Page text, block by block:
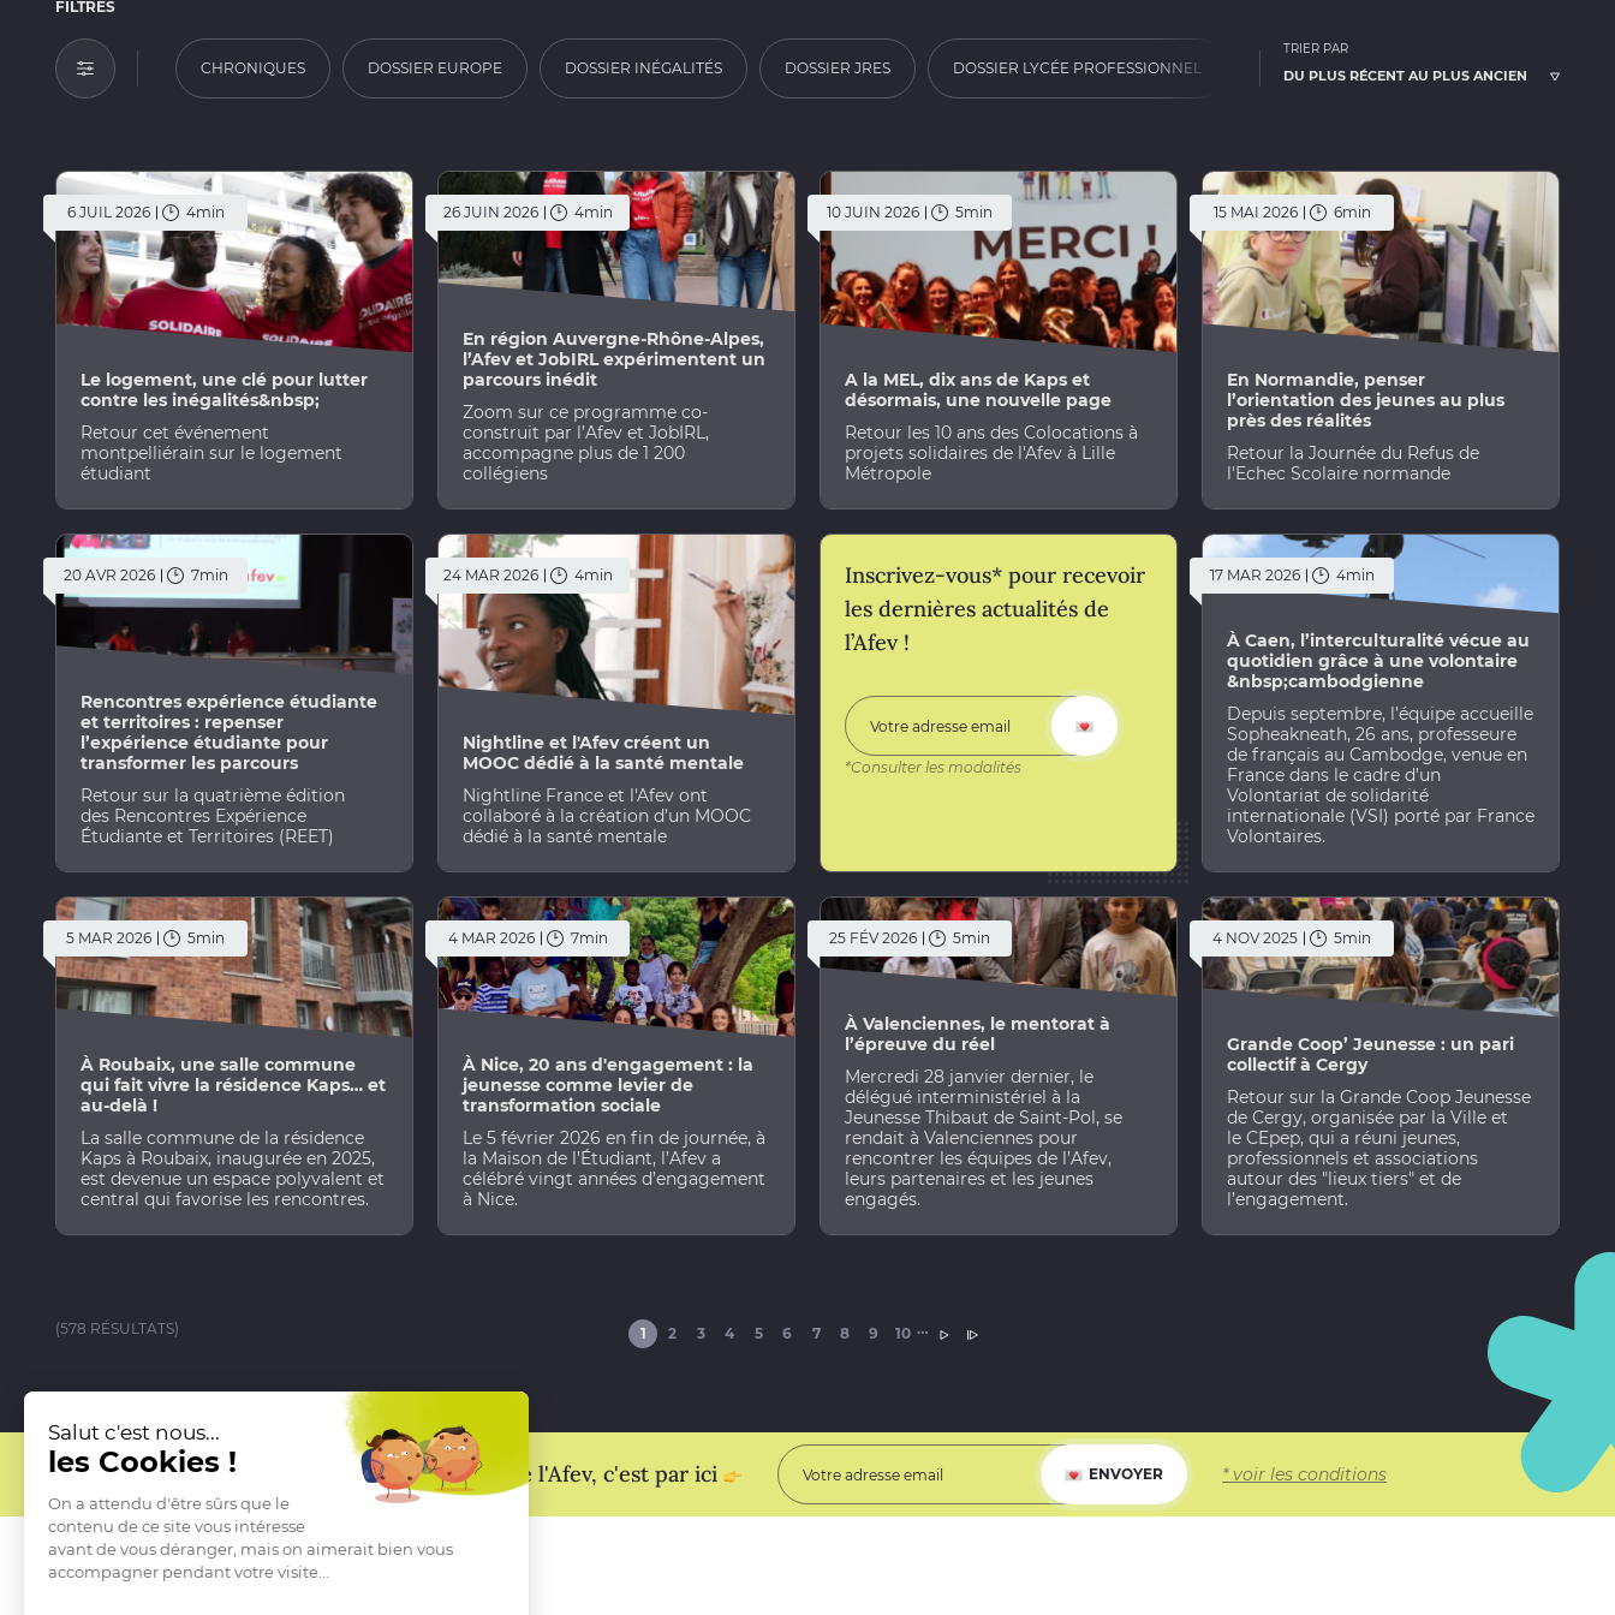
FILTRES
Ouvrir le panneau des filtres
- TOUT -CHRONIQUES DOSSIER EUROPE DOSSIER INÉGALITÉS DOSSIER JRES DOSSIER LYCÉE PROFESSIONNEL DOSSIER NOTES À L'ÉCOLE FREREF
TRIER PAR
6 JUIL 2026 4min
Le logement, une clé pour lutter
contre les inégalités&nbsp;
Retour cet événement
montpelliérain sur le logement
étudiant
26 JUIN 2026 4min
En région Auvergne-Rhône-Alpes,
l’Afev et JobIRL expérimentent un
parcours inédit
Zoom sur ce programme co-
construit par l’Afev et JobIRL,
accompagne plus de 1 200
collégiens
10 JUIN 2026 5min
A la MEL, dix ans de Kaps et
désormais, une nouvelle page
Retour les 10 ans des Colocations à
projets solidaires de l'Afev à Lille
Métropole
15 MAI 2026 6min
En Normandie, penser
l’orientation des jeunes au plus
près des réalités
Retour la Journée du Refus de
l'Echec Scolaire normande
20 AVR 2026 7min
Rencontres expérience étudiante
et territoires : repenser
l’expérience étudiante pour
transformer les parcours
Retour sur la quatrième édition
des Rencontres Expérience
Étudiante et Territoires (REET)
24 MAR 2026 4min
Nightline et l'Afev créent un
MOOC dédié à la santé mentale
Nightline France et l'Afev ont
collaboré à la création d’un MOOC
dédié à la santé mentale
Inscrivez-vous* pour recevoir
les dernières actualités de
l’Afev !
*Consulter les modalités
17 MAR 2026 4min
À Caen, l’interculturalité vécue au
quotidien grâce à une volontaire
&nbsp;cambodgienne
Depuis septembre, l’équipe accueille
Sopheakneath, 26 ans, professeure
de français au Cambodge, venue en
France dans le cadre d’un
Volontariat de solidarité
internationale (VSI) porté par France
Volontaires.
5 MAR 2026 5min
À Roubaix, une salle commune
qui fait vivre la résidence Kaps… et
au-delà !
La salle commune de la résidence
Kaps à Roubaix, inaugurée en 2025,
est devenue un espace polyvalent et
central qui favorise les rencontres.
4 MAR 2026 7min
À Nice, 20 ans d'engagement : la
jeunesse comme levier de
transformation sociale
Le 5 février 2026 en fin de journée, à
la Maison de l’Étudiant, l’Afev a
célébré vingt années d’engagement
à Nice.
25 FÉV 2026 5min
À Valenciennes, le mentorat à
l’épreuve du réel
Mercredi 28 janvier dernier, le
délégué interministériel à la
Jeunesse Thibaut de Saint-Pol, se
rendait à Valenciennes pour
rencontrer les équipes de l’Afev,
leurs partenaires et les jeunes
engagés.
4 NOV 2025 5min
Grande Coop’ Jeunesse : un pari
collectif à Cergy
Retour sur la Grande Coop Jeunesse
de Cergy, organisée par la Ville et
le CEpep, qui a réuni jeunes,
professionnels et associations
autour des "lieux tiers" et de
l’engagement.
(578 RÉSULTATS) PAGINATION
PAGE COURANTE
1 PAGE
2 PAGE
3 PAGE
4 PAGE
5 PAGE
6 PAGE
7 PAGE
8 PAGE
9 PAGE
10 … PAGE SUIVANTE
DERNIÈRE PAGE
Pour recevoir les actualités de l'Afev, c'est par ici ENVOYER * voir les conditions
Salut c'est nous...
les Cookies !
On a attendu d'être sûrs que le
contenu de ce site vous intéresse
avant de vous déranger, mais on aimerait bien vous
accompagner pendant votre visite...